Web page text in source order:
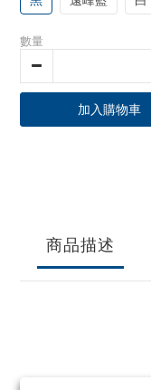
數量
加入購物車
商品描述